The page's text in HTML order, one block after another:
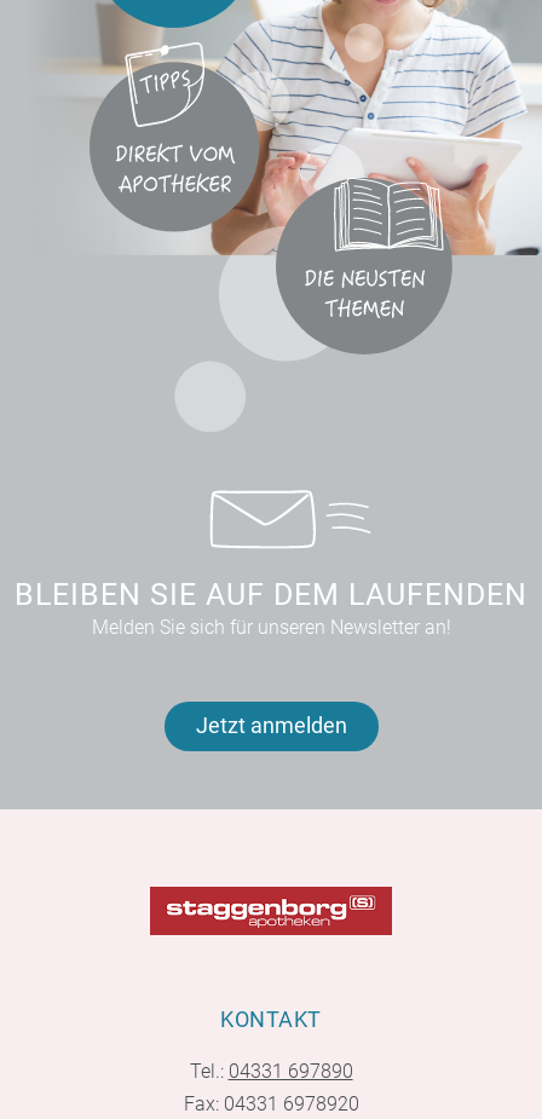
BLEIBEN SIE AUF DEM LAUFENDEN
Melden Sie sich für unseren Newsletter an!
Jetzt anmelden
KONTAKT
Tel.: 04331 697890
Fax: 04331 6978920